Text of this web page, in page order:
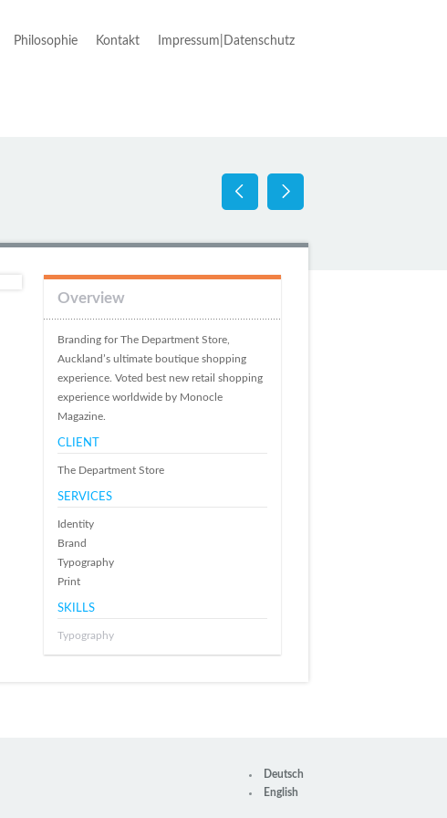
Philosophie Kontakt Impressum|Datenschutz
Overview
Branding for The Department Store,
Auckland’s ultimate boutique shopping
experience. Voted best new retail shopping
experience worldwide by Monocle
Magazine.
CLIENT
The Department Store
SERVICES
Identity
Brand
Typography
Print
SKILLS
Typography
Deutsch
English